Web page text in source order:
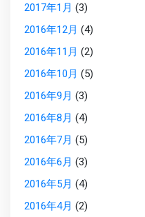
2017年1月 (3)
2016年12月 (4)
2016年11月 (2)
2016年10月 (5)
2016年9月 (3)
2016年8月 (4)
2016年7月 (5)
2016年6月 (3)
2016年5月 (4)
2016年4月 (2)